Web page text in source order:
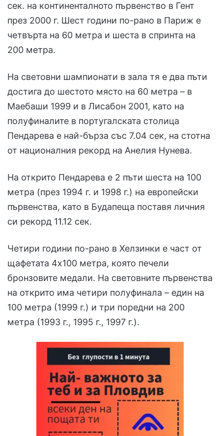
сек. на континенталното първенство в Гент
през 2000 г. Шест години по-рано в Париж е
четвърта на 60 метра и шеста в спринта на
200 метра.
На световни шампионати в зала тя е два пъти
достига до шестото място на 60 метра – в
Маебаши 1999 и в Лисабон 2001, като на
полуфиналите в португалската столица
Пендарева е най-бърза със 7.04 сек, на стотна
от националния рекорд на Анелия Нунева.
На открито Пендарева е 2 пъти шеста на 100
метра (през 1994 г. и 1998 г.) на европейски
първенства, като в Будапеща поставя личния
си рекорд 11.12 сек.
Четири години по-рано в Хелзинки е част от
щафетата 4х100 метра, която печели
бронзовите медали. На световните първенства
на открито има четири полуфинала – един на
100 метра (1999 г.) и три поредни на 200
метра (1993 г., 1995 г., 1997 г.).